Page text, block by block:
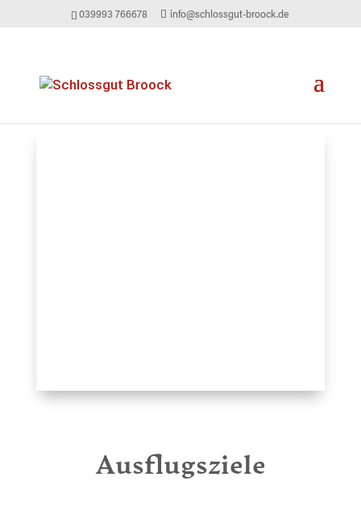
039993 766678 info@schlossgut-broock.de
Ausflugsziele